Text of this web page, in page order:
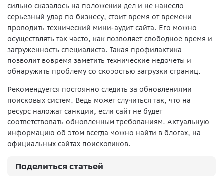
сильно сказалось на положении дел и не нанесло
серьезный удар по бизнесу, стоит время от времени
проводить технический мини-аудит сайта. Его можно
осуществлять так часто, как позволяет свободное время и
загруженность специалиста. Такая профилактика
позволит вовремя заметить технические недочеты и
обнаружить проблему со скоростью загрузки страниц.
Рекомендуется постоянно следить за обновлениями
поисковых систем. Ведь может случиться так, что на
ресурс наложат санкции, если сайт не будет
соответствовать обновленным требованиям. Актуальную
информацию об этом всегда можно найти в блогах, на
официальных сайтах поисковиков.
Поделиться статьей